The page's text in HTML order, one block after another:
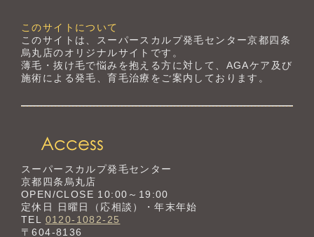
このサイトについて
このサイトは、スーパースカルプ発毛センター京都四条
烏丸店のオリジナルサイトです。
薄毛・抜け毛で悩みを抱える方に対して、AGAケア及び
施術による発毛、育毛治療をご案内しております。
スーパースカルプ発毛センター
京都四条烏丸店
OPEN/CLOSE 10:00～19:00
定休日 日曜日（応相談）・年末年始
TEL 0120-1082-25
〒604-8136